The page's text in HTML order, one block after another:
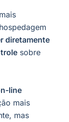
diretamente
sobre
line
mais
mas